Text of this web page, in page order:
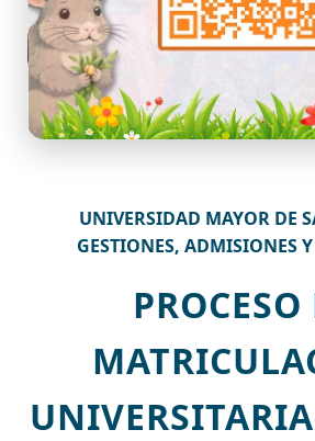
UNIVERSIDAD MAYOR DE
GESTIONES, ADMISIONES
PROCESO